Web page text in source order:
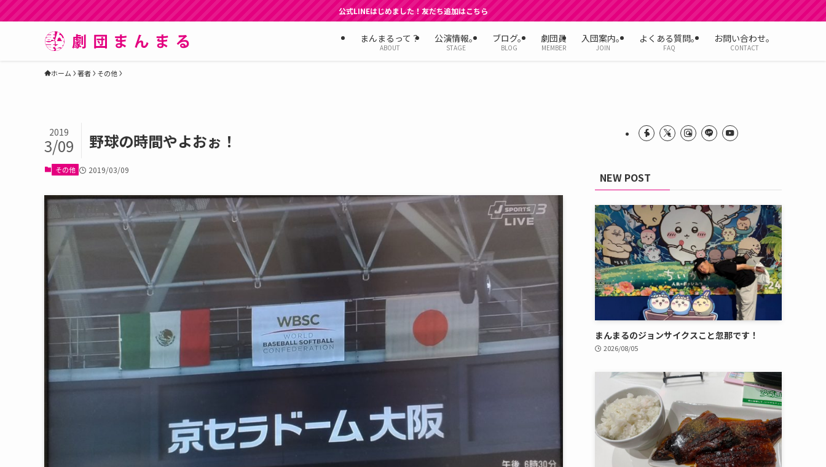
公式LINEはじめました！友だち追加はこちら
まんまるって？
ABOUT
公演情報。
STAGE
ブログ。
BLOG
劇団員
MEMBER
入団案内。
JOIN
よくある質問。
FAQ
お問い合わせ。
CONTACT
ホーム 著者 その他
野球の時間やよおぉ！
2019
3/09
その他 2019/03/09
NEW POST
まんまるのジョンサイクスこと忽那です！
2026/08/05